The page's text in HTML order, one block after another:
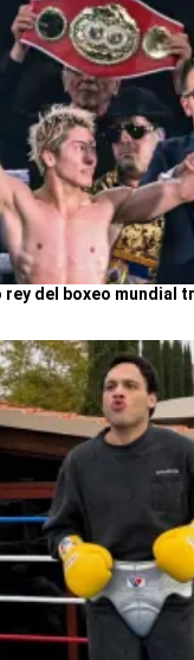
rey del boxeo mundial